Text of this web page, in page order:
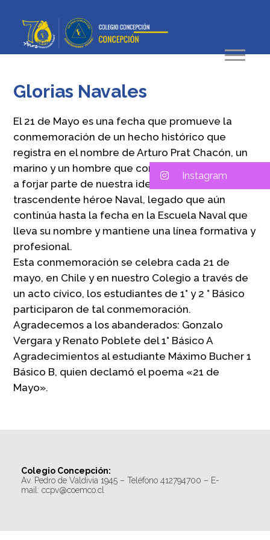
Glorias Navales
El 21 de Mayo es una fecha que promueve la
conmemoración de un hecho histórico que
registra en el nombre de Arturo Prat Chacón, un
marino y un hombre que contribuyó fuertemente
a forjar parte de nuestra identidad nacional,
trascendente héroe Naval, legado que aún
continúa hasta la fecha en la Escuela Naval que
lleva su nombre y mantiene una línea formativa y
profesional.
Esta conmemoración se celebra cada 21 de
mayo, en Chile y en nuestro Colegio a través de
un acto cívico, los estudiantes de 1° y 2 ° Básico
participaron de tal conmemoración.
Agradecemos a los abanderados: Gonzalo
Vergara y Renato Poblete del 1° Básico A
Agradecimientos al estudiante Máximo Bucher 1
Básico B, quien declamó el poema «21 de
Mayo».
Colegio Concepción:
Av. Pedro de Valdivia 1945 – Teléfono 412794700 – E-
mail: ccpv@coemco.cl
Instagram